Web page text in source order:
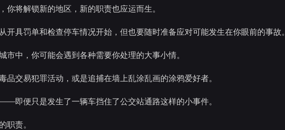
你将解锁新的地区，新的职责也应运而生。
开具罚单和检查停车情况开始，但也要随时准备应对可能发生在你眼前的事故。
市中，你可能会遇到各种需要你处理的大事小情。
品交易犯罪活动，或是追捕在墙上乱涂乱画的涂鸦爱好者。
即便只是发生了一辆车挡住了公交站通路这样的小事件。
职责。